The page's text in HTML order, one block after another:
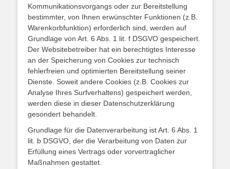
Kommunikationsvorgangs oder zur Bereitstellung
bestimmter, von Ihnen erwünschter Funktionen (z.B.
Warenkorbfunktion) erforderlich sind, werden auf
Grundlage von Art. 6 Abs. 1 lit. f DSGVO gespeichert.
Der Websitebetreiber hat ein berechtigtes Interesse
an der Speicherung von Cookies zur technisch
fehlerfreien und optimierten Bereitstellung seiner
Dienste. Soweit andere Cookies (z.B. Cookies zur
Analyse Ihres Surfverhaltens) gespeichert werden,
werden diese in dieser Datenschutzerklärung
gesondert behandelt.
Grundlage für die Datenverarbeitung ist Art. 6 Abs. 1
lit. b DSGVO, der die Verarbeitung von Daten zur
Erfüllung eines Vertrags oder vorvertraglicher
Maßnahmen gestattet.